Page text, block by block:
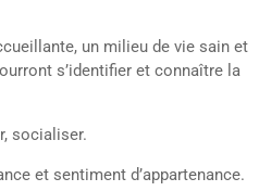
un milieu de vie sain et
s’identifier et connaître la
socialiser.
et sentiment d’appartenance.